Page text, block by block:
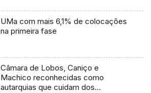
UMa com mais 6,1% de colocações
na primeira fase
Câmara de Lobos, Caniço e
Machico reconhecidas como
autarquias que cuidam dos